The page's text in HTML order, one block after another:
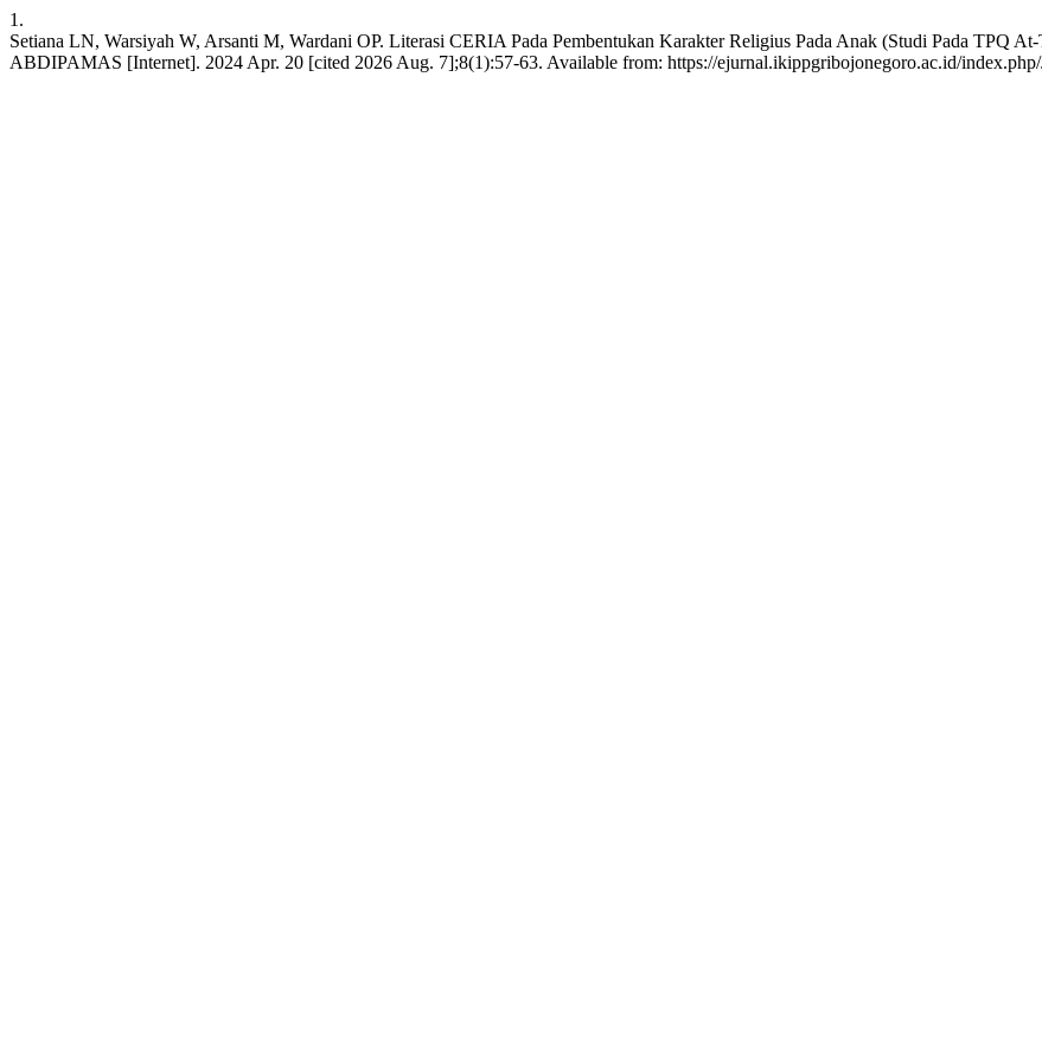
1.
Setiana LN, Warsiyah W, Arsanti M, Wardani OP. Literasi CERIA Pada Pembentukan Karakter Religius Pada Anak (Studi Pada TPQ
ABDIPAMAS [Internet]. 2024 Apr. 20 [cited 2026 Aug. 7];8(1):57-63. Available from: https://ejurnal.ikippgribojonegoro.ac.id/